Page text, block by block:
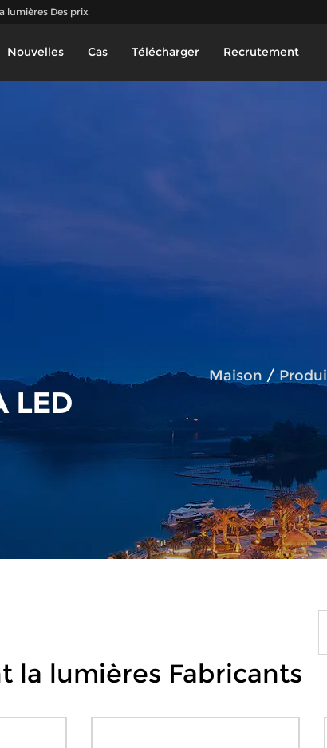
lumières Des prix
Nouvelles Cas Télécharger Recrutement
LED
Maison /
la lumières Fabricants